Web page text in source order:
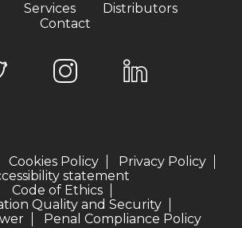
Services
Distributors
Contact
Cookies Policy
Privacy Policy
statement
Code of Ethics
Quality and Security
Penal Compliance Policy